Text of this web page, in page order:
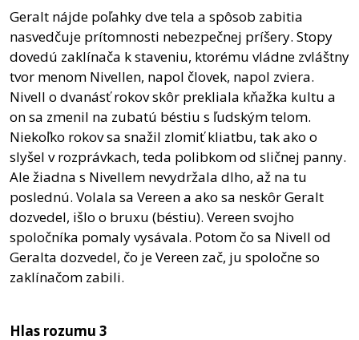
Geralt nájde poľahky dve tela a spôsob zabitia
nasvedčuje prítomnosti nebezpečnej príšery. Stopy
dovedú zaklínača k staveniu, ktorému vládne zvláštny
tvor menom Nivellen, napol človek, napol zviera.
Nivell o dvanásť rokov skôr prekliala kňažka kultu a
on sa zmenil na zubatú béstiu s ľudským telom.
Niekoľko rokov sa snažil zlomiť kliatbu, tak ako o
slyšel v rozprávkach, teda polibkom od sličnej panny.
Ale žiadna s Nivellem nevydržala dlho, až na tu
poslednú. Volala sa Vereen a ako sa neskôr Geralt
dozvedel, išlo o bruxu (béstiu). Vereen svojho
spoločníka pomaly vysávala. Potom čo sa Nivell od
Geralta dozvedel, čo je Vereen zač, ju spoločne so
zaklínačom zabili.
Hlas rozumu 3